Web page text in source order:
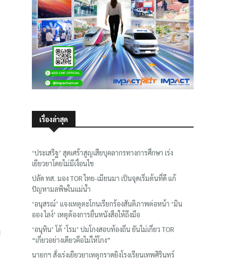
เรื่องล่าสุด
‘ประเสริฐ’ สุดเศร้าสูญเสียบุคลากรทางการศึกษา เร่ง
เยียวยาโดยไม่มีเงื่อนไข
ปลัด ทส. มอง TOR ไทย-เมียนมา เป็นจุดเริ่มต้นที่ดี แก้
ปัญหามลพิษในแม่น้ำ
‘อนุสรณ์’ แจงเหตุตะโกนเรียกร้องสันติภาพต่อหน้า ‘มิน
ออง ไลง์’ เหตุต้องการยื่นหนังสือให้ถึงมือ
‘อนุทิน’ โต้ ‘โรม’ ปมโกงสอบท้องถิ่น ยันไม่เกี่ยว TOR
“เกี่ยวอย่างเดียวคือไม่ให้โกง”
นายกฯ สั่งเร่งเยียวยาเหตุกราดยิงโรงเรียนเทพศิรินทร์